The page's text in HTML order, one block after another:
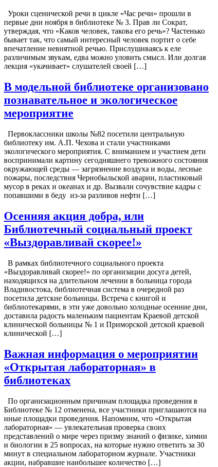
Уроки сценической речи в цикле «Час речи» прошли в
первые дни ноября в библиотеке № 3. Прав ли Сократ,
утверждая, что «Каков человек, такова его речь»? Частенько
бывает так, что самый интересный человек портит о себе
впечатление невнятной речью. Прислушиваясь к еле
различимым звукам, едва можно уловить смысл. Или долгая
лекция «укачивает» слушателей своей […]
В модельной библиотеке организовано
познавательное и экологическое
мероприятие
Первоклассники школы №82 посетили центральную
библиотеку им. А.П. Чехова и стали участниками
экологического мероприятия. С вниманием и участием дети
воспринимали картину сегодняшнего тревожного состояния
окружающей среды — загрязнение воздуха и воды, лесные
пожары, последствия Чернобыльской аварии, пластиковый
мусор в реках и океанах и др. Вызвали сочувствие кадры с
попавшими в беду из-за разливов нефти […]
Осенняя акция добра, или
Библиотечный социальный проект
«Выздоравливай скорее!»
В рамках библиотечного социального проекта
«Выздоравливай скорее!» по организации досуга детей,
находящихся на длительном лечении в больница города
Владивостока, библиотечная система в очередной раз
посетила детские больницы. Встреча с книгой и
библиотекарями, в эти уже довольно холодные осенние дни,
доставила радость маленьким пациентам Краевой детской
клинической больницы № 1 и Приморской детской краевой
клинической […]
Важная информация о мероприятии
«Открытая лабораторная» в
библиотеках
По организационным причинам площадка проведения в
Библиотеке № 12 отменена, все участники приглашаются на
иные площадки проведения. Напомним, что «Открытая
лабораторная» — увлекательная проверка своих
представлений о мире через призму знаний о физике, химии
и биологии в 25 вопросах, на которые нужно ответить за 30
минут в специальном лабораторном журнале. Участники
акции, набравшие наибольшее количество […]